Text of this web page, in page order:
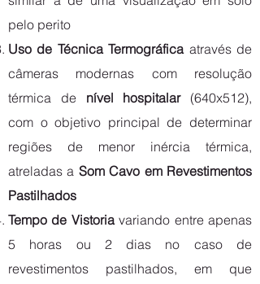
pelo perito
Uso de Técnica Termográficaatravés de
câmeras modernas com resolução
térmica de nível hospitalar(640x512),
com o objetivo principal de determinar
regiões de menor inércia térmica,
atreladas a Som Cavo em Revestimentos
Pastilhados
Tempo de Vistoriavariando entre apenas
5 horas ou 2 dias no caso de
revestimentos pastilhados, em que